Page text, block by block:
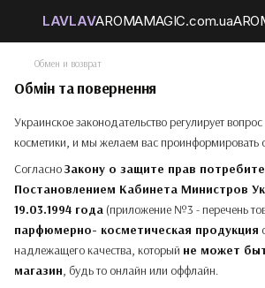
Обмен и возврат
Обмін та повернення
Украинское законодательство регулирует
косметики, и мы желаем вас проинформировать
СогласноЗакону о защите прав
Постановлением Кабинета Министров
19.03.1994 года (приложение №3 - перечень
парфюмерно- косметическая продукция
надлежащего качества, который не может
магазин, будь то онлайн или оффлайн.